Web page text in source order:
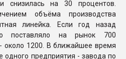
снизилась на 30 процентов.
объёма производства
линейка. Если год назад
поставляло на рынок 700
около 1200. В ближайшее время
одного предприятия - завода по